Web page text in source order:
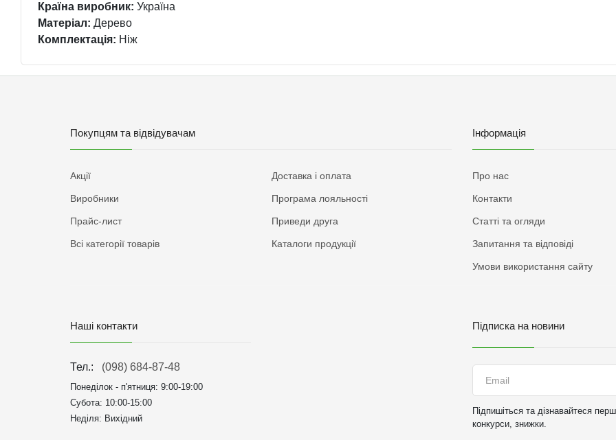
Країна виробник: Україна
Матеріал: Дерево
Комплектація: Ніж
Покупцям та відвідувачам
Акції
Виробники
Прайс-лист
Всі категорії товарів
Доставка і оплата
Програма лояльності
Приведи друга
Каталоги продукції
Інформація
Про нас
Контакти
Статті та огляди
Запитання та відповіді
Умови використання сайту
Наші контакти
Тел.: (098) 684-87-48
Понеділок - п'ятниця: 9:00-19:00
Субота: 10:00-15:00
Неділя: Вихідний
Підписка на новини
Підпишіться та дізнавайтеся
конкурси, знижки.